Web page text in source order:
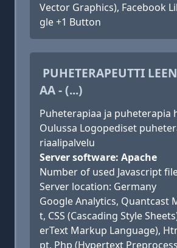
Vector Graphics), Facebook
gle +1 Button
PUHETERAPEUTTI
AA - (...)
Puheterapiaa ja puheterapia
Oulussa Logopediset
riaalipalvelu
Server software: Apache
Number of used Javascript
Server location: Germany
Google Analytics, Quantcast
t, CSS (Cascading Style
erText Markup Language),
pt, Php (Hypertext